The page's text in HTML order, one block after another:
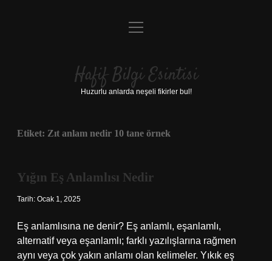
Anasayfa
Yasal Uyarı
menüyü
Hafif Bilgi Esintisi
Huzurlu anlarda neşeli fikirler bul!
Etiket: Zıt anlam nedir 10 tane örnek
Yığın Eş Anlamlısı Nedir
Tarih: Ocak 1, 2025
Eş anlamlısına ne denir? Eş anlamlı, eşanlamlı,
alternatif veya eşanlamlı; farklı yazılışlarına rağmen
aynı veya çok yakın anlamı olan kelimeler. Yıkık eş